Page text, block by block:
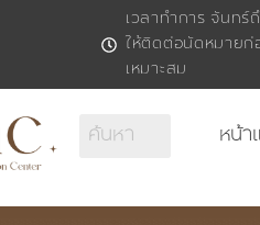
เวลาทำการ จันทร์
ให้ติดต่อนัดหมายก่
เหมาะสม
หน้า